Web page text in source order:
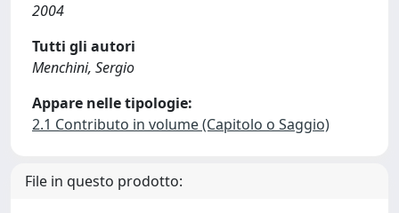
2004
Tutti gli autori
Menchini, Sergio
Appare nelle tipologie:
2.1 Contributo in volume (Capitolo o Saggio)
File in questo prodotto: